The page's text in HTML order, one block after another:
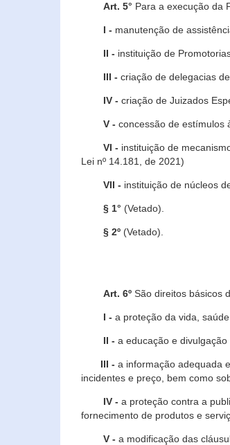
Art. 5° Para a execução da
I - manutenção de
II - instituição de
III - criação de delegacias
IV - criação de Juizados
V - concessão de estímulos
VI - instituição de
Lei nº 14.181, de 2021)
VII - instituição de núcleos
§ 1° (Vetado).
§ 2º (Vetado).
Art. 6º São direitos básicos
I - a proteção da vida,
II - a educação e
III - a informação adequada
incidentes e preço, bem como
IV - a proteção contra a
fornecimento de produtos e
V - a modificação das